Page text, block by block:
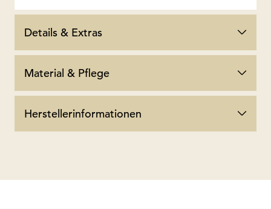
Details & Extras
Material & Pflege
Herstellerinformationen